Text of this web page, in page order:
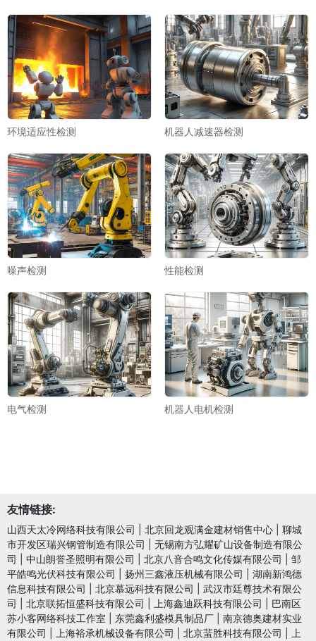
环境适应性检测 机器人减速器检测
噪声检测 性能检测
电气检测 机器人电机检测
友情链接:
山西天太冷网络科技有限公司 北京回龙观满金建材销售中心
聊城
市开发区瑞兴钢管制造有限公司
无锡南方弘耀矿山设备制造有限公
司
中山朗誉圣照明有限公司 北京八音合鸣文化传媒有限公司
邹
平皓鸣光伏科技有限公司
扬州三鑫液压机械有限公司
湖南新鸿德
信息科技有限公司
北京慕远科技有限公司
武汉市廷尊技术有限公
司
北京联拓恒盛科技有限公司 上海鑫迪跃科技有限公司
巴南区
苏小客网络科技工作室
东莞鑫利盛模具制品厂
南京德奥建材实业
有限公司
上海裕承机械设备有限公司 北京蜚胜科技有限公司 上